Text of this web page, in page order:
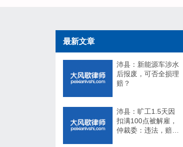
最新文章
沛县：新能源车涉水
后报废，可否全损理
赔？
沛县：旷工1.5天因
扣满100点被解雇，
仲裁委：违法，赔